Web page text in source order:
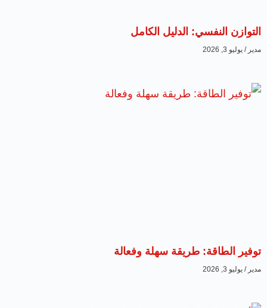
التوازن النفسي: الدليل الكامل
مدير يوليو 3, 2026
توفير الطاقة: طريقة سهلة وفعالة
مدير يوليو 3, 2026